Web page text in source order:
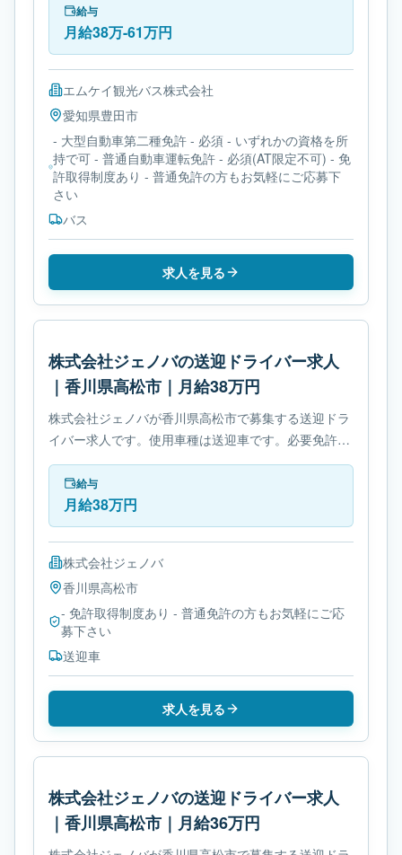
第二種免許です。
給与
月給38万-61万円
エムケイ観光バス株式会社
愛知県豊田市
- 大型自動車第二種免許 - 必須 - いずれかの資格を所
持で可 - 普通自動車運転免許 - 必須(AT限定不可) - 免
許取得制度あり - 普通免許の方もお気軽にご応募下
さい
バス
求人を見る
株式会社ジェノバの送迎ドライバー求人
｜香川県高松市｜月給38万円
株式会社ジェノバが香川県高松市で募集する送迎ドラ
イバー求人です。使用車種は送迎車です。必要免許
は- 免許取得制度ありです。
給与
月給38万円
株式会社ジェノバ
香川県高松市
- 免許取得制度あり - 普通免許の方もお気軽にご応
募下さい
送迎車
求人を見る
株式会社ジェノバの送迎ドライバー求人
｜香川県高松市｜月給36万円